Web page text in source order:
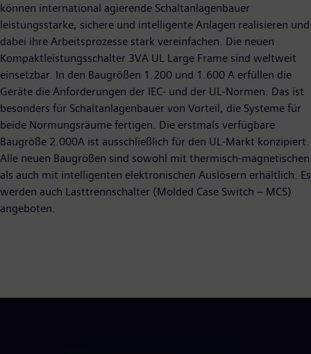
können international agierende Schaltanlagenbauer
leistungsstarke, sichere und intelligente Anlagen realisieren und
dabei ihre Arbeitsprozesse stark vereinfachen. Die neuen
Kompaktleistungsschalter 3VA UL Large Frame sind weltweit
einsetzbar. In den Baugrößen 1.200 und 1.600 A erfüllen die
Geräte die Anforderungen der IEC- und der UL-Normen. Das ist
besonders für Schaltanlagenbauer von Vorteil, die Systeme für
beide Normungsräume fertigen. Die erstmals verfügbare
Baugröße 2.000A ist ausschließlich für den UL-Markt konzipiert.
Alle neuen Baugrößen sind sowohl mit thermisch-magnetischen
als auch mit intelligenten elektronischen Auslösern erhältlich. Es
werden auch Lasttrennschalter (Molded Case Switch – MCS)
angeboten.